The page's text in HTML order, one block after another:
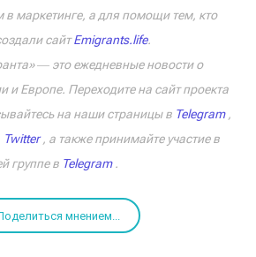
маркетинге, а для помощи тем, кто
сайтEmigrants.life.
― это ежедневные новости о
и Европе. Переходите на сайт проекта
на наши страницы в Telegram,
Twitter, а также принимайте участие в
группе в Telegram.
мнением...